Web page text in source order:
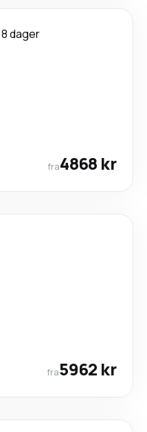
8 dager
fra4868 kr
fra5962 kr